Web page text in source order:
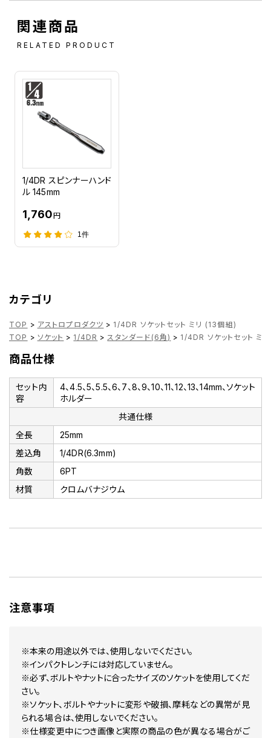
関連商品
RELATED PRODUCT
1/4DR スピンナーハンド
ル 145mm
1,760円
1件
カテゴリ
TOP > アストロプロダクツ > 1/4DR ソケットセット ミリ (13個組)
TOP > ソケット > 1/4DR > スタンダード(6角) > 1/4DR ソケットセット ミ
商品仕様
セット内
容
4、4.5、5、5.5、6、7、8、9、10、11、12、13、14mm、ソケット
ホルダー
共通仕様
全長
25mm
差込角
1/4DR(6.3mm)
角数
6PT
材質
クロムバナジウム
注意事項
※本来の用途以外では、使用しないでください。
※インパクトレンチには対応していません。
※必ず、ボルトやナットに合ったサイズのソケットを使用してくだ
さい。
※ソケット、ボルトやナットに変形や破損、摩耗などの異常が見
られる場合は、使用しないでください。
※仕様変更中につき画像と実際の商品の色が異なる場合がご